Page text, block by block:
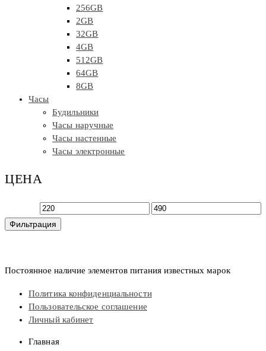
256GB
2GB
32GB
4GB
512GB
64GB
8GB
Часы
Будильники
Часы наручные
Часы настенные
Часы электронные
ЦЕНА
Минимальная
цена
Максимальная
Фильтрация
Постоянное наличие элементов питания известных марок
Политика конфиденциальности
Пользовательское соглашение
Личный кабинет
Главная